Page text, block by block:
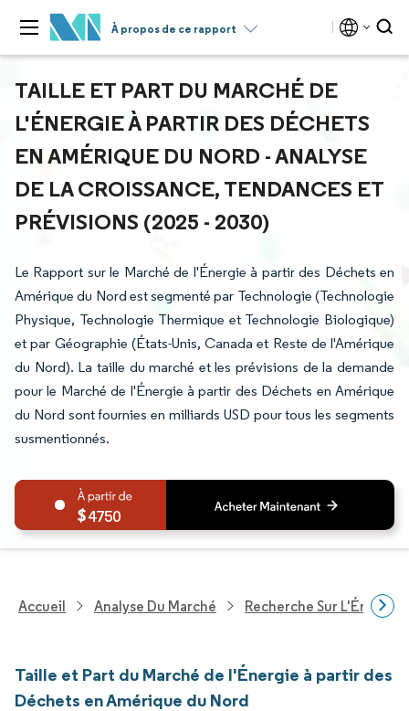
À propos de ce rapport
TAILLE ET PART DU MARCHÉ DE
L'ÉNERGIE À PARTIR DES DÉCHETS
EN AMÉRIQUE DU NORD - ANALYSE
DE LA CROISSANCE, TENDANCES ET
PRÉVISIONS (2025 - 2030)
Le Rapport sur le Marché de l'Énergie à partir des Déchets en
Amérique du Nord est segmenté par Technologie (Technologie
Physique, Technologie Thermique et Technologie Biologique)
et par Géographie (États-Unis, Canada et Reste de l'Amérique
du Nord). La taille du marché et les prévisions de la demande
pour le Marché de l'Énergie à partir des Déchets en Amérique
du Nord sont fournies en milliards USD pour tous les segments
susmentionnés.
4750
Accueil Analyse Du Marché Recherche Sur
Taille et Part du Marché de l'Énergie à partir des
Déchets en Amérique du Nord